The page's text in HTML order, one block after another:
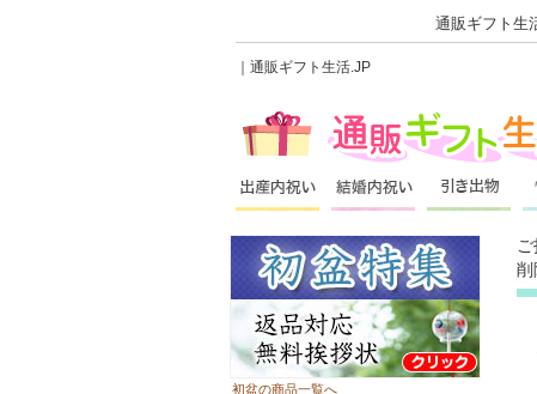
通販ギフト生
｜通販ギフト生活.JP
ご
削
初盆の商品一覧へ